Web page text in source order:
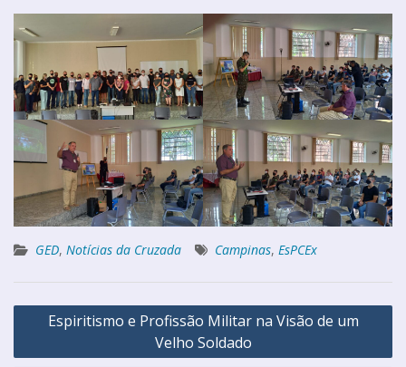
GED, Notícias da Cruzada Campinas, EsPCEx
Espiritismo e Profissão Militar na Visão de um
Velho Soldado